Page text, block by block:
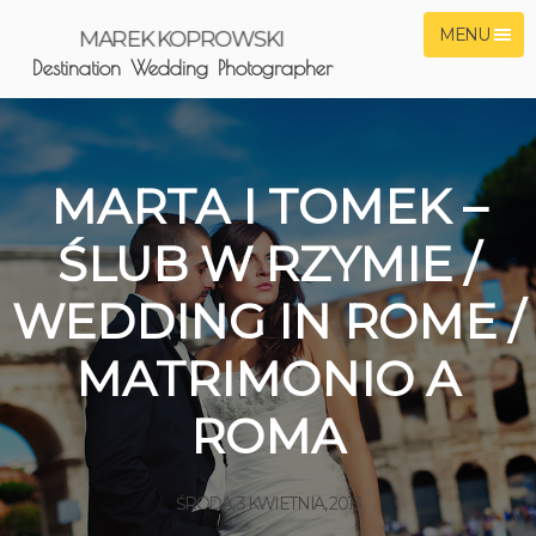
MENU
MAREK KOPROWSKI
Destination Wedding Photographer
MARTA I TOMEK –
ŚLUB W RZYMIE /
WEDDING IN ROME /
MATRIMONIO A
ROMA
ŚRODA, 3 KWIETNIA, 2013